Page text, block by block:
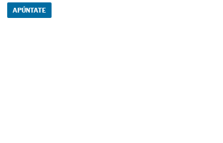
APÚNTATE